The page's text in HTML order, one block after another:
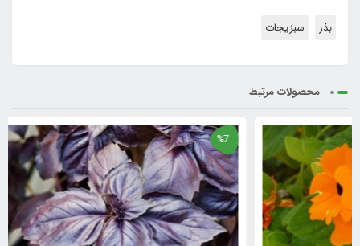
بذر سبزیجات
محصولات مرتبط
%7
%7